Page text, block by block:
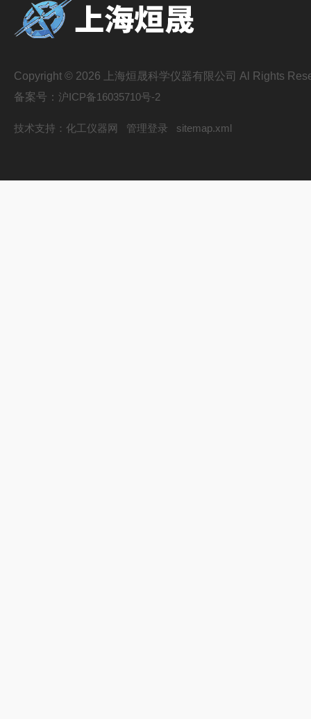
Copyright © 2026 上海烜晟科学仪器有限公司 Al Rights
备案号： 沪ICP备16035710号-2
技术支持： 化工仪器网 管理登录 sitemap.xml